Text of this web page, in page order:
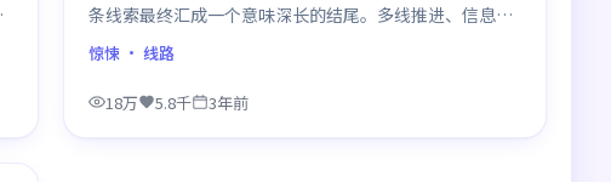
条线索最终汇成一个意味深长的结尾。多线推进、信息密
度大，二刷时仍有新发现。
惊悚· 线路
18万 5.8千 3年前